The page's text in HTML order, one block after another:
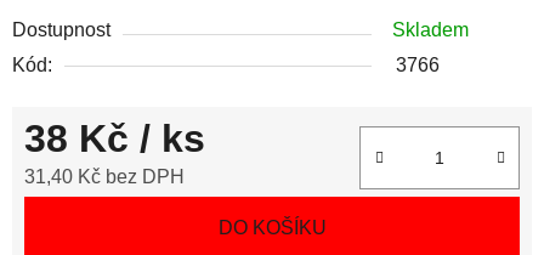
Dostupnost
Skladem
Kód:
3766
38 Kč / ks
31,40 Kč bez DPH
DO KOŠÍKU